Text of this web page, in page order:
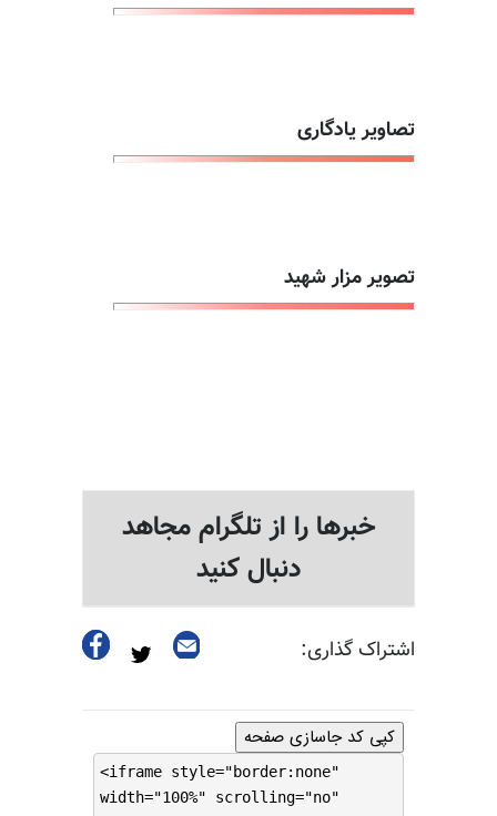
تصاویر یادگاری
تصویر مزار شهید
خبرها را از تلگرام مجاهد
دنبال کنید
اشتراک گذاری:
کپی کد جاسازی صفحه
<iframe style="border:none"
width="100%" scrolling="no"